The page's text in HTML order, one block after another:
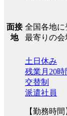
面接
地
全国各地に
最寄りの会
土日休み
残業月20時
交替制
派遣社員
【勤務時間